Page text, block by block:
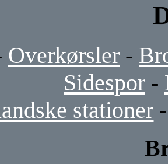
Overkørsler -
Sidespor -
stationer